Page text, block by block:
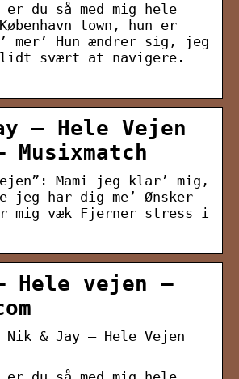
er du så med mig hele
town, hun er
mer’ Hun ændrer sig, jeg
svært at navigere.
– Hele Vejen
Mami jeg klar’ mig,
jeg har dig me’ Ønsker
mig væk Fjerner stress i
– Hele vejen –
Nik & Jay – Hele Vejen